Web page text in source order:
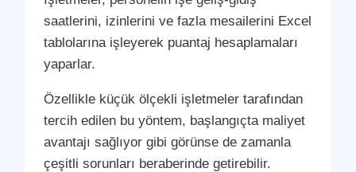
saatlerini, izinlerini ve fazla mesailerini Excel
tablolarına işleyerek puantaj hesaplamaları
yaparlar.
Özellikle küçük ölçekli işletmeler tarafından
tercih edilen bu yöntem, başlangıçta maliyet
avantajı sağlıyor gibi görünse de zamanla
çeşitli sorunları beraberinde getirebilir.